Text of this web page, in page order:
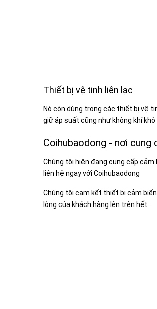
Thiết bị vệ tinh liên lạc
Nó còn dùng trong các thiết bị vệ
giữ áp suất cũng như không khí khô
Coihubaodong - nơi
Chúng tôi hiện đang cung cấp
liên hệ ngay với Coihubaodong
Chúng tôi cam kết thiết bị cảm
lòng của khách hàng lên trên hết.